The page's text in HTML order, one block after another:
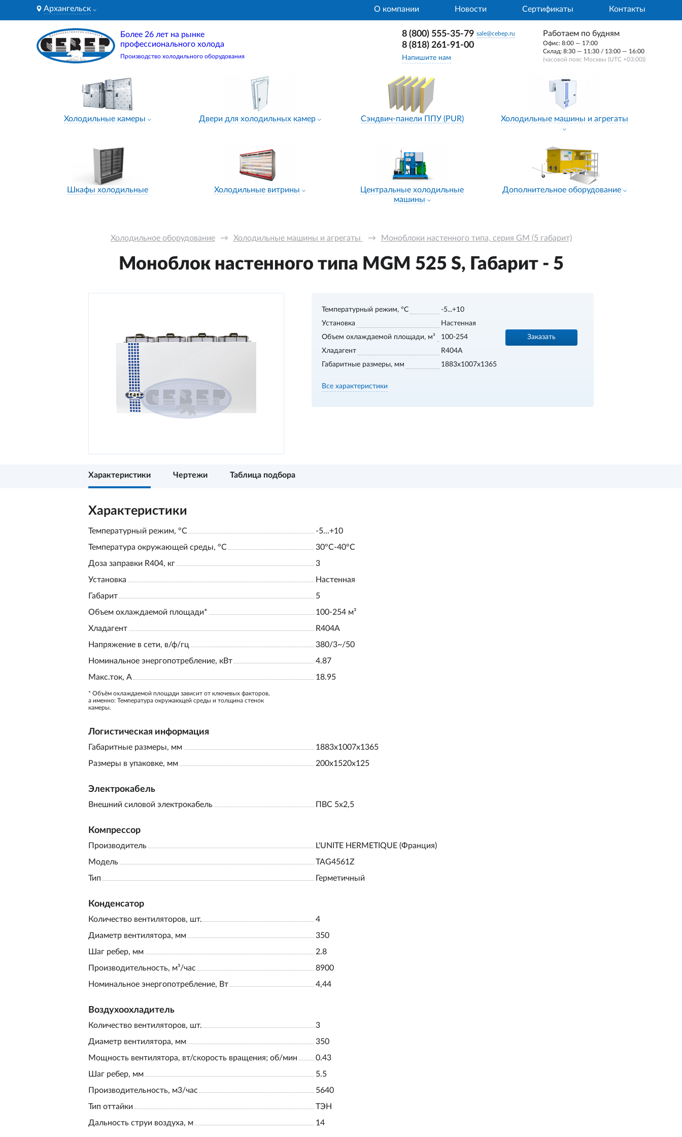
Архангельск О компании Новости Сертификаты Контакты
Более 26 лет на рынке
профессионального холода
Производство холодильного оборудования
8 (800) 555-35-79 sale@cebep.ru
8 (818) 261-91-00
Напишите нам
Работаем по будням
Офис: 8:00 — 17:00
Склад: 8:30 — 11:30 / 13:00 — 16:00
(часовой пояс Москвы (UTC +03:00))
Холодильные камеры Двери для холодильных камер Сэндвич-панели ППУ (PUR) Холодильные машины и агрегаты
Шкафы холодильные Холодильные витрины
Центральные холодильные
машины
Дополнительное оборудование
Холодильное оборудование → Холодильные машины и агрегаты → Моноблоки настенного типа, серия GM (5 габарит)
Моноблок настенного типа MGМ 525 S, Габарит - 5
Температурный режим, °С
-5...+10
Установка
Настенная
Объем охлаждаемой площади, м³
100-254
Хладагент
R404A
Габаритные размеры, мм
1883х1007х1365
Заказать
Все характеристики
Характеристики Чертежи Таблица подбора
Характеристики
Температурный режим, °С
-5...+10
Температура окружающей среды, °С
30°С-40°С
Доза заправки R404, кг
3
Установка
Настенная
Габарит
5
Объем охлаждаемой площади*
100-254 м³
Хладагент
R404A
Напряжение в сети, в/ф/гц
380/3~/50
Номинальное энергопотребление, кВт
4.87
Макс.ток, А
18.95
* Объём охлаждаемой площади зависит от ключевых факторов,
а именно: Температура окружающей среды и толщина стенок
камеры.
Логистическая информация
Габаритные размеры, мм
1883х1007х1365
Размеры в упаковке, мм
200х1520х125
Электрокабель
Внешний силовой электрокабель ПВС 5х2,5
Компрессор
Производитель
L'UNITE HERMETIQUE (Франция)
Модель
TAG4561Z
Тип
Герметичный
Конденсатор
Количество вентиляторов, шт.
4
Диаметр вентилятора, мм
350
Шаг ребер, мм
2.8
Производительность, м³/час
8900
Номинальное энергопотребление, Вт
4,44
Воздухоохладитель
Количество вентиляторов, шт.
3
Диаметр вентилятора, мм
350
Мощность вентилятора, вт/скорость вращения; об/мин
0.43
Шаг ребер, мм
5.5
Производительность, м3/час
5640
Тип оттайки
ТЭН
Дальность струи воздуха, м
14